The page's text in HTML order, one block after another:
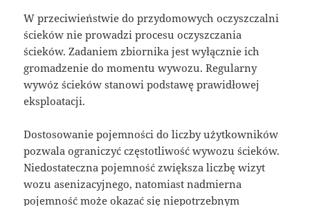
W przeciwieństwie do przydomowych oczyszczalni
ścieków nie prowadzi procesu oczyszczania
ścieków. Zadaniem zbiornika jest wyłącznie ich
gromadzenie do momentu wywozu. Regularny
wywóz ścieków stanowi podstawę prawidłowej
eksploatacji.
Dostosowanie pojemności do liczby użytkowników
pozwala ograniczyć częstotliwość wywozu ścieków.
Niedostateczna pojemność zwiększa liczbę wizyt
wozu asenizacyjnego, natomiast nadmierna
pojemność może okazać się niepotrzebnym